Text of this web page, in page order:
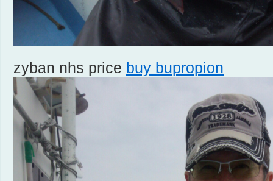
zyban nhs price buy bupropion